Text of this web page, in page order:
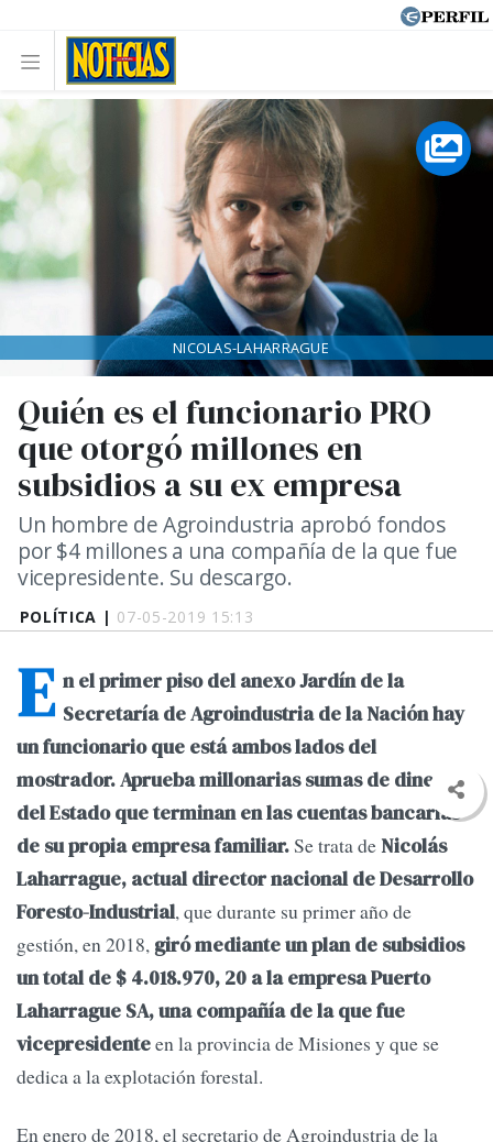
POLÍTICA | 07-05-2019 15:13
Quién es el funcionario PRO
que otorgó millones en
subsidios a su ex empresa
Un hombre de Agroindustria aprobó fondos
por $4 millones a una compañía de la que fue
vicepresidente. Su descargo.
NICOLAS-LAHARRAGUE
E n el primer piso del anexo Jardín de la
Secretaría de Agroindustria de la Nación hay
un funcionario que está ambos lados del
mostrador.Aprueba millonarias sumas de dinero
del Estado que terminan en las cuentas bancarias
de su propia empresa familiar.Se trata deNicolás
Laharrague, actual director nacional de Desarrollo
Foresto-Industrial, que durante su primer año de
gestión, en 2018, giró mediante un plan de subsidios
un total de $ 4.018.970, 20 a la empresa Puerto
Laharrague SA, una compañía de la que fue
vicepresidenteen la provincia de Misiones y que se
dedica a la explotación forestal.
En enero de 2018, el secretario de Agroindustria de la